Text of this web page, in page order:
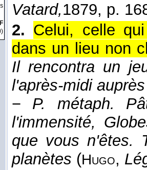
Vatard,1879, p.
2. Celui, celle
dans un lieu non
Il rencontra un
l'après-midi
− P. métaph.
l'immensité,
que vous n'êtes.
planètes (Hugo,